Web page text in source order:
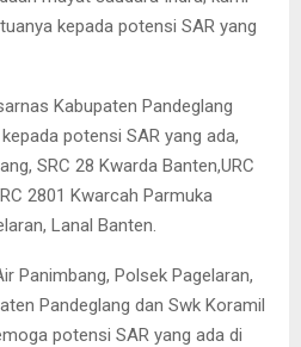
kepada potensi SAR yang
Kabupaten Pandeglang
potensi SAR yang ada,
SRC 28 Kwarda Banten,URC
2801 Kwarcah Parmuka
Lanal Banten.
Panimbang, Polsek Pagelaran,
Pandeglang dan Swk Koramil
potensi SAR yang ada di